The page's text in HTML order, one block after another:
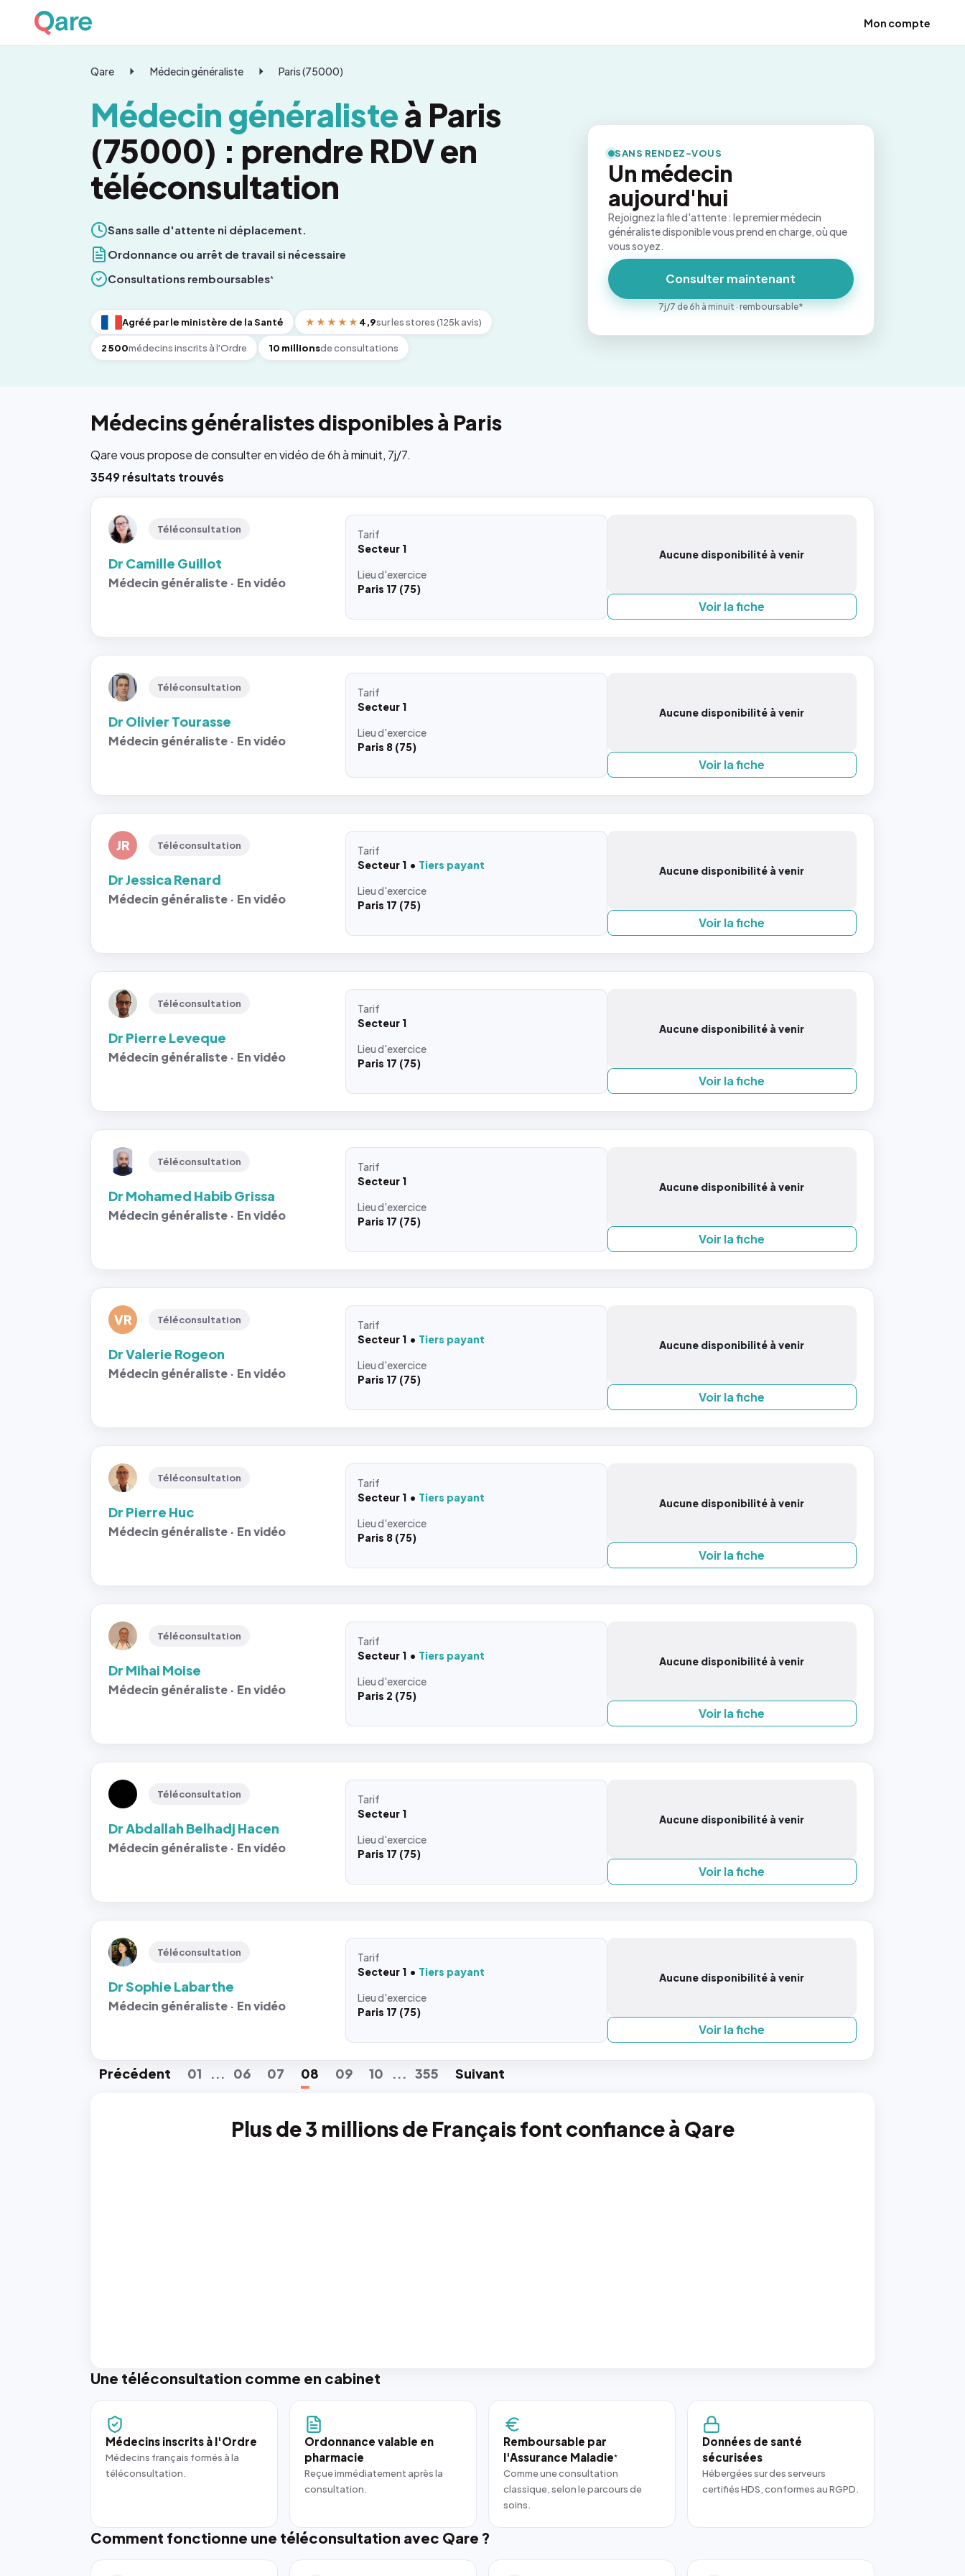
Mon compte
Qare Médecin généraliste Paris (75000)
Médecin généralisteà Paris
(75000) : prendre RDV en
téléconsultation
Sans salle d'attente ni déplacement.
Ordonnance ou arrêt de travail si nécessaire
Consultations remboursables*
Agréé par le ministère de la Santé ★★★★★ 4,9sur les stores (125k avis)
2 500médecins inscrits à l'Ordre 10 millionsde consultations
SANS RENDEZ-VOUS
Un médecin
aujourd'hui
Rejoignez la file d'attente : le premier médecin
généraliste disponible vous prend en charge, où que
vous soyez.
Consulter maintenant
7j/7 de 6h à minuit · remboursable*
Médecins généralistes disponibles à Paris
Qare vous propose de consulter en vidéo de 6h à minuit, 7j/7.
3549 résultats trouvés
Téléconsultation
Dr Camille Guillot
Médecin généraliste · En vidéo
Tarif
Secteur 1
Lieud'exercice
Paris 17 (75)
Aucune disponibilité à venir
Voir la fiche
Téléconsultation
Dr Olivier Tourasse
Médecin généraliste · En vidéo
Tarif
Secteur 1
Lieud'exercice
Paris 8 (75)
Aucune disponibilité à venir
Voir la fiche
JR Téléconsultation
Dr Jessica Renard
Médecin généraliste · En vidéo
Tarif
Secteur 1
Tiers payant
Lieud'exercice
Paris 17 (75)
Aucune disponibilité à venir
Voir la fiche
Téléconsultation
Dr Pierre Leveque
Médecin généraliste · En vidéo
Tarif
Secteur 1
Lieud'exercice
Paris 17 (75)
Aucune disponibilité à venir
Voir la fiche
Téléconsultation
Dr Mohamed Habib Grissa
Médecin généraliste · En vidéo
Tarif
Secteur 1
Lieud'exercice
Paris 17 (75)
Aucune disponibilité à venir
Voir la fiche
VR Téléconsultation
Dr Valerie Rogeon
Médecin généraliste · En vidéo
Tarif
Secteur 1
Tiers payant
Lieud'exercice
Paris 17 (75)
Aucune disponibilité à venir
Voir la fiche
Téléconsultation
Dr Pierre Huc
Médecin généraliste · En vidéo
Tarif
Secteur 1
Tiers payant
Lieud'exercice
Paris 8 (75)
Aucune disponibilité à venir
Voir la fiche
Téléconsultation
Dr Mihai Moise
Médecin généraliste · En vidéo
Tarif
Secteur 1
Tiers payant
Lieud'exercice
Paris 2 (75)
Aucune disponibilité à venir
Voir la fiche
Téléconsultation
Dr Abdallah Belhadj Hacen
Médecin généraliste · En vidéo
Tarif
Secteur 1
Lieud'exercice
Paris 17 (75)
Aucune disponibilité à venir
Voir la fiche
Téléconsultation
Dr Sophie Labarthe
Médecin généraliste · En vidéo
Tarif
Secteur 1
Tiers payant
Lieud'exercice
Paris 17 (75)
Aucune disponibilité à venir
Voir la fiche
Précédent 01 ... 06 07 08 09 10 ... 355 Suivant
Plus de 3 millions de Français font confiance à Qare
Une téléconsultation comme en cabinet
Médecins inscrits à l'Ordre
Médecins français formés à la
téléconsultation.
Ordonnance valable en
pharmacie
Reçue immédiatement après la
consultation.
Remboursable par
l'Assurance Maladie*
Comme une consultation
classique, selon le parcours de
soins.
Données de santé
sécurisées
Hébergées sur des serveurs
certifiés HDS, conformes au RGPD.
Comment fonctionne une téléconsultation avec Qare ?